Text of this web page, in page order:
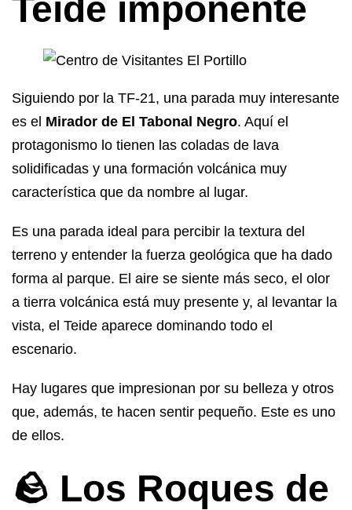
Teide imponente
Siguiendo por la TF-21, una parada muy interesante
es el Mirador de El Tabonal Negro. Aquí el
protagonismo lo tienen las coladas de lava
solidificadas y una formación volcánica muy
característica que da nombre al lugar.
Es una parada ideal para percibir la textura del
terreno y entender la fuerza geológica que ha dado
forma al parque. El aire se siente más seco, el olor
a tierra volcánica está muy presente y, al levantar la
vista, el Teide aparece dominando todo el
escenario.
Hay lugares que impresionan por su belleza y otros
que, además, te hacen sentir pequeño. Este es uno
de ellos.
🪨 Los Roques de